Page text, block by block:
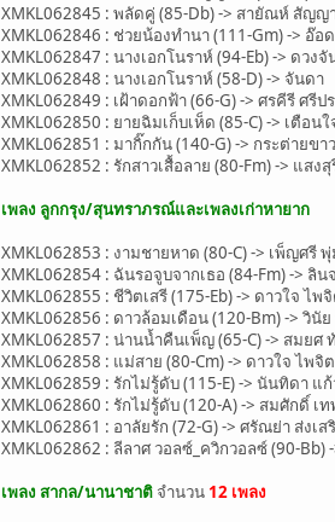
XMKL062845 : พลัดคู่ (85-Db) -> สายัณห์ สัญญ
XMKL062846 : ช่วยน้องทำนา (111-Gm) -> อ๊อ
XMKL062847 : นางเอกโนราห์ (94-Eb) -> ดวง
XMKL062848 : นางเอกโนราห์ (58-D) -> จันดา
XMKL062849 : เฝ้าดอกฟ้า (66-G) -> ศรคีรี ศรีป
XMKL062850 : ยายฉิมเก็บเห็ด (85-C) -> เตือน
XMKL062851 : มากิ๊กกัน (140-G) -> กระต่ายขา
XMKL062852 : รักสาวเสื้อลาย (80-Fm) -> แสง
เพลง ลูกกรุง/สุนทราภรณ์และเพลงเก่าหายาก
XMKL062853 : งามชายหาด (80-C) -> เพ็ญศรี
XMKL062854 : ฉันรอจูบจากเธอ (84-Fm) -> ลิ
XMKL062855 : ชีวิตเสรี (175-Eb) -> ดาวใจ ไพ
XMKL062856 : ดาวล้อมเดือน (120-Bm) -> วินั
XMKL062857 : น่านน้ำคืนเพ็ญ (65-C) -> สมยศ
XMKL062858 : แม่สาย (80-Cm) -> ดาวใจ ไพจิ
XMKL062859 : รักไม่รู้ดับ (115-E) -> นันทิดา แ
XMKL062860 : รักไม่รู้ดับ (120-A) -> สมศักดิ์ เ
XMKL062861 : อาลัยรัก (72-G) -> ศรัณย่า ส่งเ
XMKL062862 : ลีลาศ วอลซ์_ควิกวอลซ์ (90-Bb)
เพลง สากล/นานาชาติ จำนวน 12 เพลง